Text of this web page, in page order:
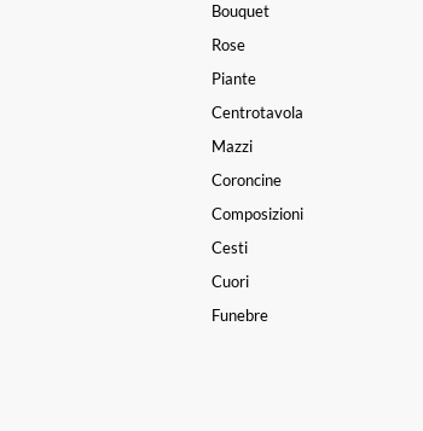
Bouquet
Rose
Piante
Centrotavola
Mazzi
Coroncine
Composizioni
Cesti
Cuori
Funebre